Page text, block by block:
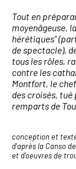
Tout en
moyenâgeuse,
hérétiques"
de spectacle),
tous les rôles,
contre les
Montfort, le
des croisés, tué
remparts de
conception et
d'après la Canso
et d'oeuvres de